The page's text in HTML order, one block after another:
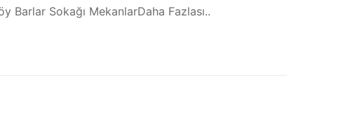
Barlar Sokağı MekanlarDaha Fazlası..